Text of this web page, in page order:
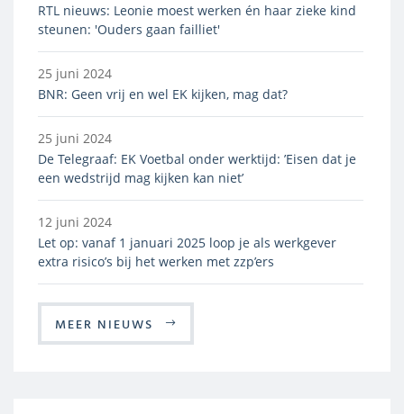
RTL nieuws: Leonie moest werken én haar zieke kind
steunen: 'Ouders gaan failliet'
25 juni 2024
BNR: Geen vrij en wel EK kijken, mag dat?
25 juni 2024
De Telegraaf: EK Voetbal onder werktijd: ’Eisen dat je
een wedstrijd mag kijken kan niet’
12 juni 2024
Let op: vanaf 1 januari 2025 loop je als werkgever
extra risico’s bij het werken met zzp’ers
MEER NIEUWS